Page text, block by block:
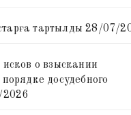
тартылды 28/07/
о взыскании
досудебного